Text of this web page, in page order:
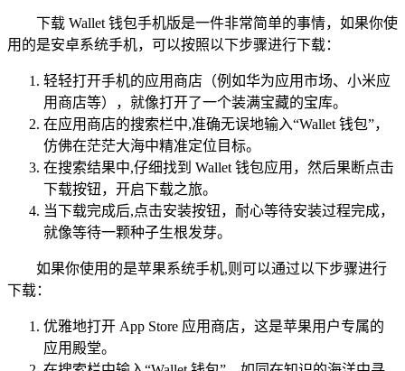
下载 Wallet 钱包手机版是一件非常简单的事情，如果你使
用的是安卓系统手机，可以按照以下步骤进行下载：
轻轻打开手机的应用商店（例如华为应用市场、小米应
用商店等），就像打开了一个装满宝藏的宝库。
在应用商店的搜索栏中,准确无误地输入“Wallet 钱包”，
仿佛在茫茫大海中精准定位目标。
在搜索结果中,仔细找到 Wallet 钱包应用，然后果断点击
下载按钮，开启下载之旅。
当下载完成后,点击安装按钮，耐心等待安装过程完成，
就像等待一颗种子生根发芽。
如果你使用的是苹果系统手机,则可以通过以下步骤进行
下载：
优雅地打开 App Store 应用商店，这是苹果用户专属的
应用殿堂。